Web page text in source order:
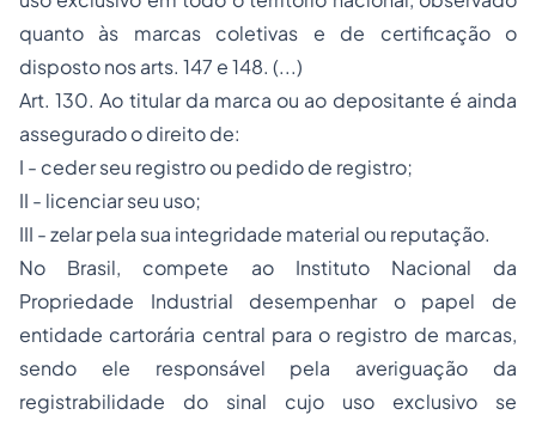
quanto às marcas coletivas e de certificação o
disposto nos arts. 147 e 148. (...)
Art. 130. Ao titular da marca ou ao depositante é ainda
assegurado o direito de:
I - ceder seu registro ou pedido de registro;
II - licenciar seu uso;
III - zelar pela sua integridade material ou reputação.
No Brasil, compete ao Instituto Nacional da
Propriedade Industrial desempenhar o papel de
entidade cartorária central para o registro de marcas,
sendo ele responsável pela averiguação da
registrabilidade do sinal cujo uso exclusivo se